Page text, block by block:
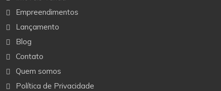
Empreendimentos
Lançamento
Blog
Contato
Quem somos
Política de Privacidade